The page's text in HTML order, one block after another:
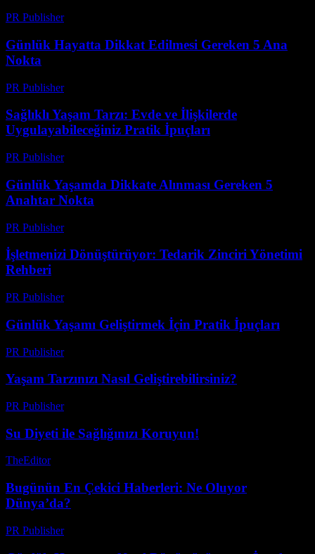
PR Publisher-
Günlük Hayatta Dikkat Edilmesi Gereken 5 Ana
Nokta
PR Publisher-
Sağlıklı Yaşam Tarzı: Evde ve İlişkilerde
Uygulayabileceğiniz Pratik İpuçları
PR Publisher-
Günlük Yaşamda Dikkate Alınması Gereken 5
Anahtar Nokta
PR Publisher-
İşletmenizi Dönüştürüyor: Tedarik Zinciri Yönetimi
Rehberi
PR Publisher-
Günlük Yaşamı Geliştirmek İçin Pratik İpuçları
PR Publisher-
Yaşam Tarzınızı Nasıl Geliştirebilirsiniz?
PR Publisher-
Su Diyeti ile Sağlığınızı Koruyun!
TheEditor-
Bugünün En Çekici Haberleri: Ne Oluyor
Dünya’da?
PR Publisher-